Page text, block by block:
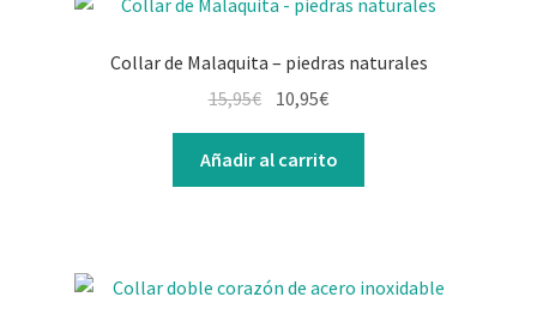
Collar de Malaquita – piedras naturales
15,95€ 10,95€
Añadir al carrito